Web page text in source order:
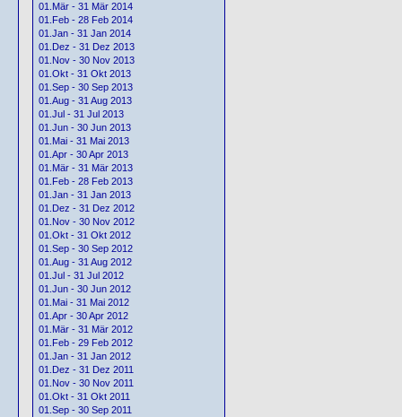
01.Mär - 31 Mär 2014
01.Feb - 28 Feb 2014
01.Jan - 31 Jan 2014
01.Dez - 31 Dez 2013
01.Nov - 30 Nov 2013
01.Okt - 31 Okt 2013
01.Sep - 30 Sep 2013
01.Aug - 31 Aug 2013
01.Jul - 31 Jul 2013
01.Jun - 30 Jun 2013
01.Mai - 31 Mai 2013
01.Apr - 30 Apr 2013
01.Mär - 31 Mär 2013
01.Feb - 28 Feb 2013
01.Jan - 31 Jan 2013
01.Dez - 31 Dez 2012
01.Nov - 30 Nov 2012
01.Okt - 31 Okt 2012
01.Sep - 30 Sep 2012
01.Aug - 31 Aug 2012
01.Jul - 31 Jul 2012
01.Jun - 30 Jun 2012
01.Mai - 31 Mai 2012
01.Apr - 30 Apr 2012
01.Mär - 31 Mär 2012
01.Feb - 29 Feb 2012
01.Jan - 31 Jan 2012
01.Dez - 31 Dez 2011
01.Nov - 30 Nov 2011
01.Okt - 31 Okt 2011
01.Sep - 30 Sep 2011